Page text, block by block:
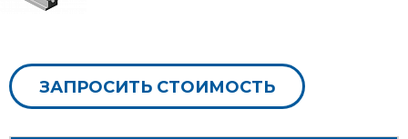
ЗАПРОСИТЬ СТОИМОСТЬ